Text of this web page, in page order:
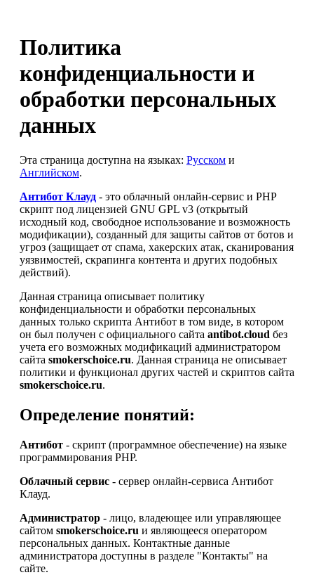
Политика
конфиденциальности и
обработки персональных
данных
Эта страница доступна на языках: Русском и
Английском.
Антибот Клауд - это облачный онлайн-сервис и PHP
скрипт под лицензией GNU GPL v3 (открытый
исходный код, свободное использование и возможность
модификации), созданный для защиты сайтов от ботов и
угроз (защищает от спама, хакерских атак, сканирования
уязвимостей, скрапинга контента и других подобных
действий).
Данная страница описывает политику
конфиденциальности и обработки персональных
данных только скрипта Антибот в том виде, в котором
он был получен с официального сайта antibot.cloud без
учета его возможных модификаций администратором
сайта smokerschoice.ru. Данная страница не описывает
политики и функционал других частей и скриптов сайта
smokerschoice.ru.
Определение понятий:
Антибот - скрипт (программное обеспечение) на языке
программирования PHP.
Облачный сервис - сервер онлайн-сервиса Антибот
Клауд.
Администратор - лицо, владеющее или управляющее
сайтом smokerschoice.ru и являющееся оператором
персональных данных. Контактные данные
администратора доступны в разделе "Контакты" на
сайте.